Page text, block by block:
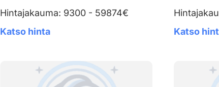
Hintajakauma: 9300 - 59874€
Katso hinta
Katso